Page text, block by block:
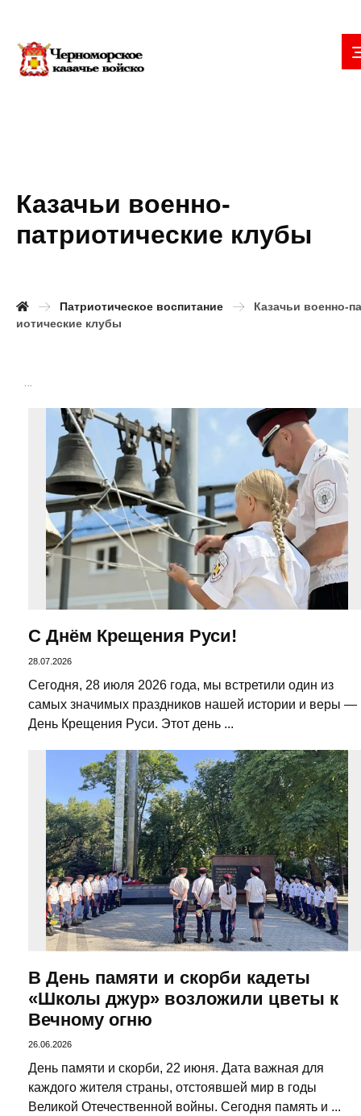
Казачьи военно-
патриотические клубы
Патриотическое воспитание
Казачьи военно-
иотические клубы
…
С Днём Крещения Руси!
28.07.2026
Сегодня, 28 июля 2026 года, мы встретили один из
самых значимых праздников нашей истории и веры —
День Крещения Руси. Этот день ...
В День памяти и скорби кадеты
«Школы джур» возложили цветы к
Вечному огню
26.06.2026
День памяти и скорби, 22 июня. Дата важная для
каждого жителя страны, отстоявшей мир в годы
Великой Отечественной войны. Сегодня память и ...